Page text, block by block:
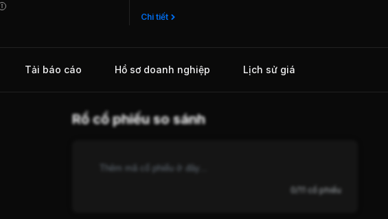
Chi tiết
Tải báo cáo Hồ sơ doanh nghiệp Lịch sử giá
Rổ cổ phiếu so sánh
0/11 cổ phiếu